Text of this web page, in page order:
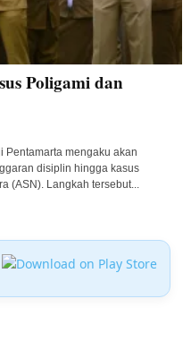
Poligami dan
Pentamarta mengaku akan
disiplin hingga kasus
(ASN). Langkah tersebut...